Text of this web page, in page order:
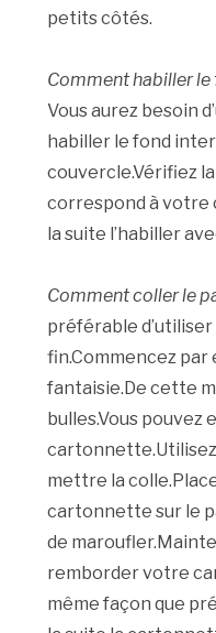
petits côtés.
Comment habiller
Vous aurez besoin
habiller le fond
couvercle.Vérifiez
correspond à votre
la suite l’habiller
Comment coller le
préférable
fin.Commencez
fantaisie.De cette
bulles.Vous
mettre la
cartonnette sur le
de
remborder votre
même façon que